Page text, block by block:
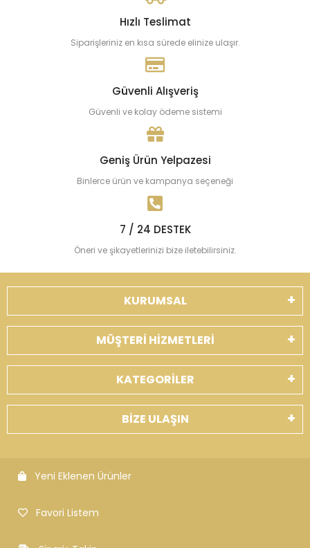
Hızlı Teslimat
Siparişleriniz en kısa sürede elinize ulaşır.
Güvenli Alışveriş
Güvenli ve kolay ödeme sistemi
Geniş Ürün Yelpazesi
Binlerce ürün ve kampanya seçeneği
7 / 24 DESTEK
Öneri ve şikayetlerinizi bize iletebilirsiniz.
KURUMSAL
MÜŞTERİ HİZMETLERİ
KATEGORİLER
BİZE ULAŞIN
Yeni Eklenen Ürünler
Favori Listem